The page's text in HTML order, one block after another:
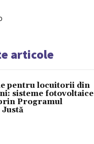
articole
pentru locuitorii din
sisteme fotovoltaice
Programul